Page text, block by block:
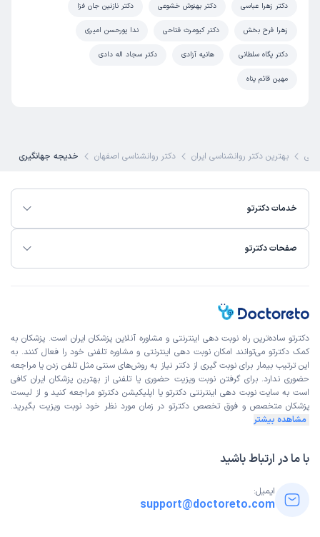
دکتر زهرا عباسی دکتر بهنوش خشوعی دکتر نازنین جان فزا
زهرا فرح بخش دکتر کیومرث فتاحی ندا پورحسن امیری
دکتر پگاه سلطانی هانیه آزادی دکتر سجاد اله دادی
مهین قائم پناه
بهترین دکتر روانشناسی ایران دکتر روانشناسی اصفهان خدیجه جهانگیری
خدمات دکترتو
صفحات دکترتو
دکترتو ساده‌ترین راه نوبت‌ دهی اینترنتی و مشاوره آنلاین پزشکان ایران است. پزشکان به
کمک دکترتو می‌توانند امکان نوبت دهی اینترنتی و مشاوره تلفنی خود را فعال کنند. به
این ترتیب بیمار برای نوبت گیری از دکتر نیاز به روش‌های سنتی مثل تلفن زدن یا مراجعه
حضوری ندارد. برای گرفتن نوبت ویزیت حضوری یا تلفنی از بهترین پزشکان ایران کافی
است به سایت نوبت دهی اینترنتی دکترتو یا اپلیکیشن دکترتو مراجعه کنید و از لیست
پزشکان متخصص و فوق تخصص دکترتو در زمان مورد نظر خود نوبت ویزیت بگیرید.
مشاهده بیشتر
با ما در ارتباط باشید
ایمیل:
support@doctoreto.com